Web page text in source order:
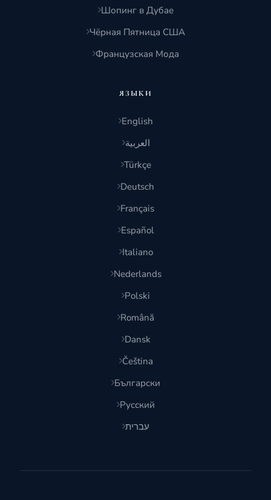
Шопинг в Дубае
Чёрная Пятница США
Французская Мода
ЯЗЫКИ
English
العربية
Türkçe
Deutsch
Français
Español
Italiano
Nederlands
Polski
Română
Dansk
Čeština
Български
Русский
עברית